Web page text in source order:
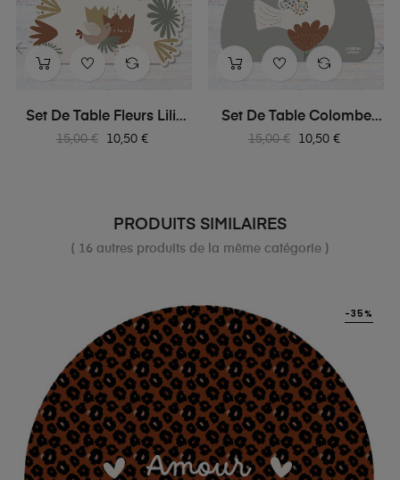
Set De Table Fleurs Lili-
Rose
Prix
15,00 € Prix
10,50 €
Set De Table Colombe
Lili-Rose
Prix
15,00 € Prix
10,50 €
PRODUITS SIMILAIRES
( 16 autres produits de la même catégorie )
-35%